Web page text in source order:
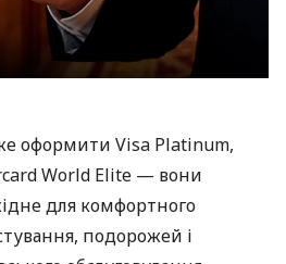
оформити Visa Platinum,
World Elite — вони
для комфортного
подорожей і